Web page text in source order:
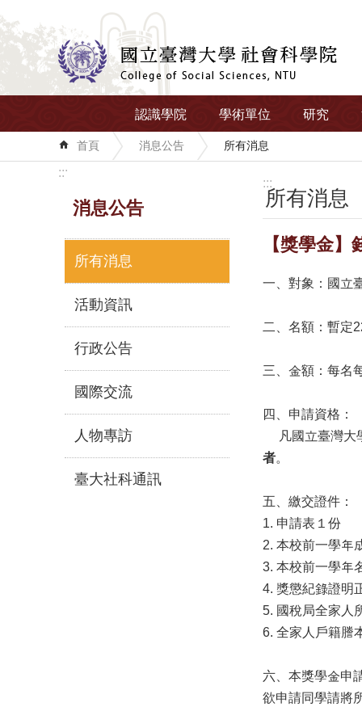
跳到主要內容區塊
認識學院 學術單位 研究
首頁 消息公告 所有消息
:::
消息公告
所有消息
活動資訊
行政公告
國際交流
人物專訪
臺大社科通訊
:::
所有消息
【獎學金
一、對象：國立
二、名額：暫定
三、金額：每名
四、申請資格：
凡國立臺灣大
者。
五、繳交證件：
1. 申請表１份
2. 本校前一學年
3. 本校前一學年
4. 獎懲紀錄證明
5. 國稅局全家人
6. 全家人戶籍謄
六、本獎學金申
欲申請同學請將